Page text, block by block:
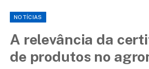
NOTÍCIAS
A relevância da
de produtos no